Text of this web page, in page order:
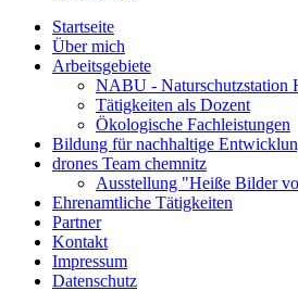
Startseite
Über mich
Arbeitsgebiete
NABU - Naturschutzstation
Tätigkeiten als Dozent
Ökologische Fachleistungen
Bildung für nachhaltige
drones Team chemnitz
Ausstellung "Heiße Bilder
Ehrenamtliche Tätigkeiten
Partner
Kontakt
Impressum
Datenschutz